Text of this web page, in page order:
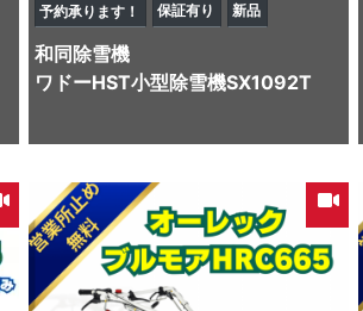
予約承ります！ 保証有り 新品
和同 除雪機
ワドーHST小型除雪機SX1092T